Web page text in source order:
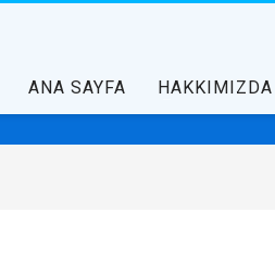
ANA SAYFA HAKKIMIZDA